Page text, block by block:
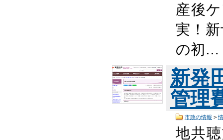
産後
実！
の初…
新発
管理
市政の情報 >
地共